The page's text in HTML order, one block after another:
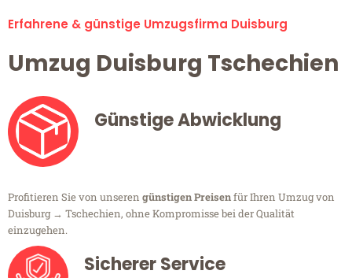
Erfahrene & günstige Umzugsfirma Duisburg
Umzug Duisburg Tschechien
Günstige Abwicklung
Profitieren Sie von unseren günstigen Preisenfür Ihren Umzug von
Duisburg → Tschechien, ohne Kompromisse bei der Qualität
einzugehen.
Sicherer Service